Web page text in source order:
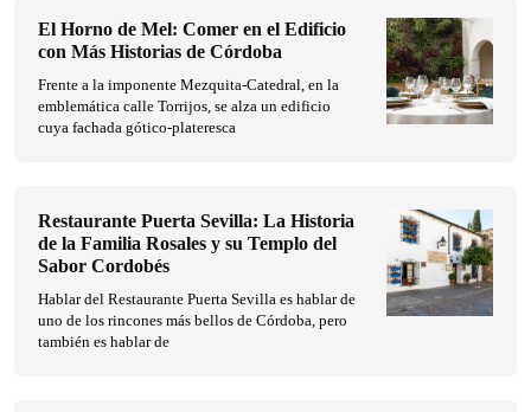
El Horno de Mel: Comer en el Edificio
con Más Historias de Córdoba
Frente a la imponente Mezquita-Catedral, en la
emblemática calle Torrijos, se alza un edificio
cuya fachada gótico-plateresca
Restaurante Puerta Sevilla: La Historia
de la Familia Rosales y su Templo del
Sabor Cordobés
Hablar del Restaurante Puerta Sevilla es hablar de
uno de los rincones más bellos de Córdoba, pero
también es hablar de